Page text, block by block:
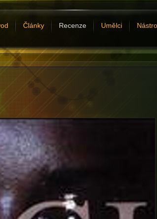
Články Recenze Umělci